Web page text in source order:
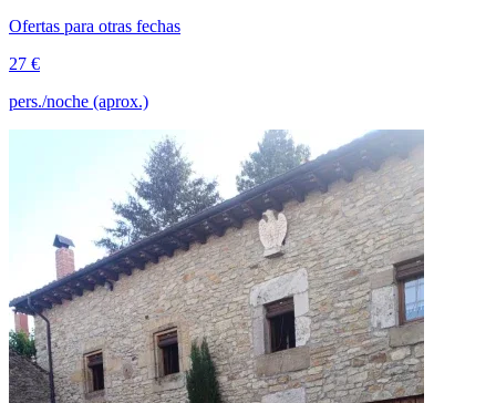
Ofertas para otras fechas
27 €
pers./noche (aprox.)